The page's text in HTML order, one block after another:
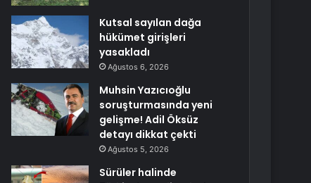
Kutsal sayılan dağa
hükümet girişleri
yasakladı
Ağustos 6, 2026
Muhsin Yazıcıoğlu
soruşturmasında yeni
gelişme! Adil Öksüz
detayı dikkat çekti
Ağustos 5, 2026
Sürüler halinde